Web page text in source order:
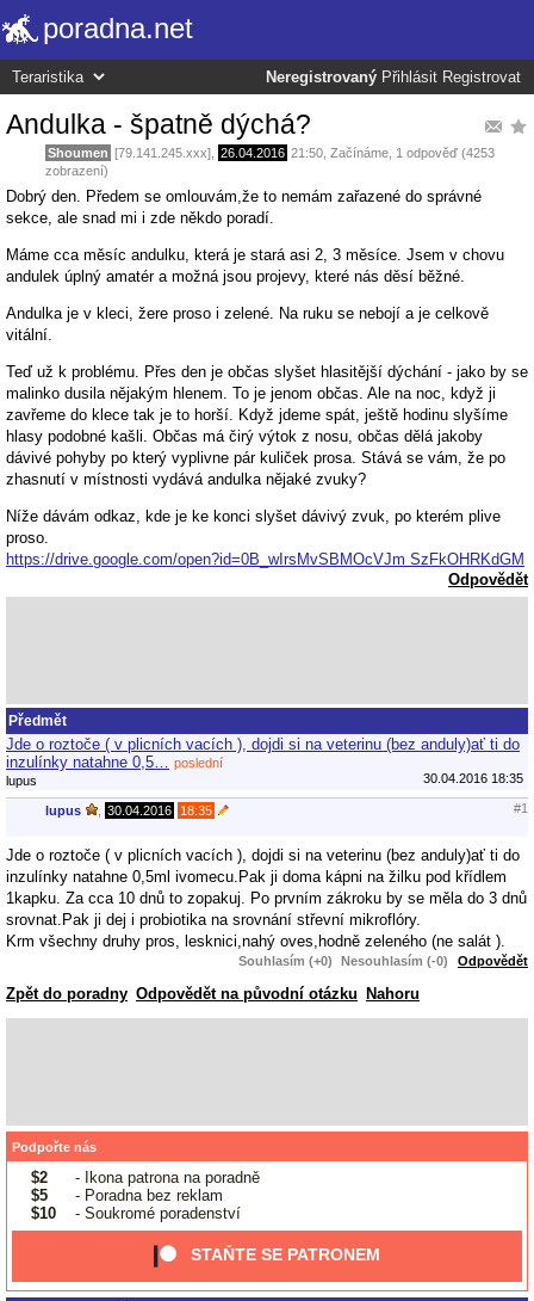
poradna.net
Neregistrovaný Přihlásit Registrovat
Andulka - špatně dýchá?
Shoumen [79.141.245.xxx], 26.04.2016 21:50 Začínáme , 1 odpověď (4253
zobrazení)
Dobrý den. Předem se omlouvám,že to nemám zařazené do správné
sekce, ale snad mi i zde někdo poradí.
Máme cca měsíc andulku, která je stará asi 2, 3 měsíce. Jsem v chovu
andulek úplný amatér a možná jsou projevy, které nás děsí běžné.
Andulka je v kleci, žere proso i zelené. Na ruku se nebojí a je celkově
vitální.
Teď už k problému. Přes den je občas slyšet hlasitější dýchání - jako by se
malinko dusila nějakým hlenem. To je jenom občas. Ale na noc, když ji
zavřeme do klece tak je to horší. Když jdeme spát, ještě hodinu slyšíme
hlasy podobné kašli. Občas má čirý výtok z nosu, občas dělá jakoby
dávivé pohyby po který vyplivne pár kuliček prosa. Stává se vám, že po
zhasnutí v místnosti vydává andulka nějaké zvuky?
Níže dávám odkaz, kde je ke konci slyšet dávivý zvuk, po kterém plive
proso.
https://drive.google.com/open?id=0B_wIrsMvSBMOcVJm SzFkOHRKdGM
Odpovědět
Předmět
Jde o roztoče ( v plicních vacích ), dojdi si na veterinu (bez anduly)ať ti do
inzulínky natahne 0,5…
poslední
lupus
30.04.2016 18:35
lupus 30.04.2016 18:35 #1
Jde o roztoče ( v plicních vacích ), dojdi si na veterinu (bez anduly)ať ti do
inzulínky natahne 0,5ml ivomecu.Pak ji doma kápni na žilku pod křídlem
1kapku. Za cca 10 dnů to zopakuj. Po prvním zákroku by se měla do 3 dnů
srovnat.Pak ji dej i probiotika na srovnání střevní mikroflóry.
Krm všechny druhy pros, lesknici,nahý oves,hodně zeleného (ne salát ).
Souhlasím (+0) Nesouhlasím (-0) Odpovědět
Zpět do poradny Odpovědět na původní otázku Nahoru
Podpořte nás
$2
- Ikona patrona na poradně
$5
- Poradna bez reklam
$10
- Soukromé poradenství
STAŇTE SE PATRONEM